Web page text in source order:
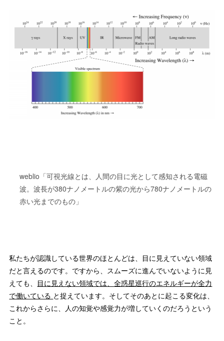
weblio「可視光線とは、人間の目に光として感知される電磁
波。波長が380ナノメートルの紫の光から780ナノメートルの
赤い光までのもの」
私たちが認識している世界のほとんどは、目に見えていない領域
だと言えるのです。ですから、スムーズに進んでいないように見
えても、 目に見えない領域では、全惑星巡行のエネルギーが全力
で働いている と捉えています。そしてそのあとに起こる変化は、
これからさらに、人の知覚や感覚力が増していくのだろうという
こと。